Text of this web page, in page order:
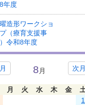
年度
造形ワークショ
（療育支援事
令和8年度
次月
8 月
月 火 水 木 金
1